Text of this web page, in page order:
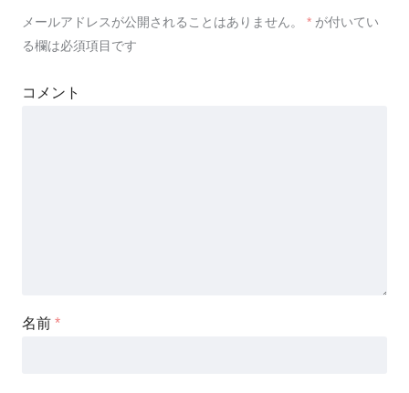
メールアドレスが公開されることはありません。 * が付いてい
る欄は必須項目です
コメント
名前 *